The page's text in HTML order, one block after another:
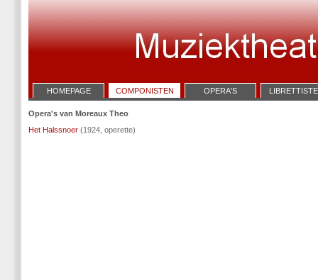
HOMEPAGE COMPONISTEN OPERA'S
Opera's van Moreaux Theo
Het Halssnoer (1924, operette)